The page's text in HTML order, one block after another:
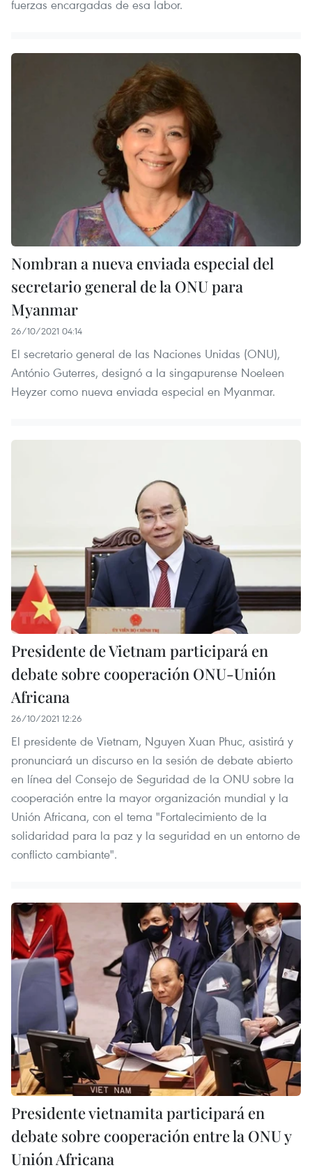
fuerzas encargadas de esa labor.
Nombran a nueva enviada especial del
secretario general de la ONU para
Myanmar
26/10/2021 04:14
El secretario general de las Naciones Unidas (ONU),
António Guterres, designó a la singapurense Noeleen
Heyzer como nueva enviada especial en Myanmar.
Presidente de Vietnam participará en
debate sobre cooperación ONU-Unión
Africana
26/10/2021 12:26
El presidente de Vietnam, Nguyen Xuan Phuc, asistirá y
pronunciará un discurso en la sesión de debate abierto
en línea del Consejo de Seguridad de la ONU sobre la
cooperación entre la mayor organización mundial y la
Unión Africana, con el tema "Fortalecimiento de la
solidaridad para la paz y la seguridad en un entorno de
conflicto cambiante".
Presidente vietnamita participará en
debate sobre cooperación entre la ONU y
Unión Africana